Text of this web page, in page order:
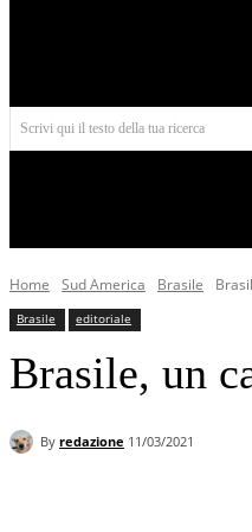
Scrivi qui il testo della tua ricerca
Home Sud America Brasile
Brasile editoriale
Brasile, un
By redazione 11/03/2021